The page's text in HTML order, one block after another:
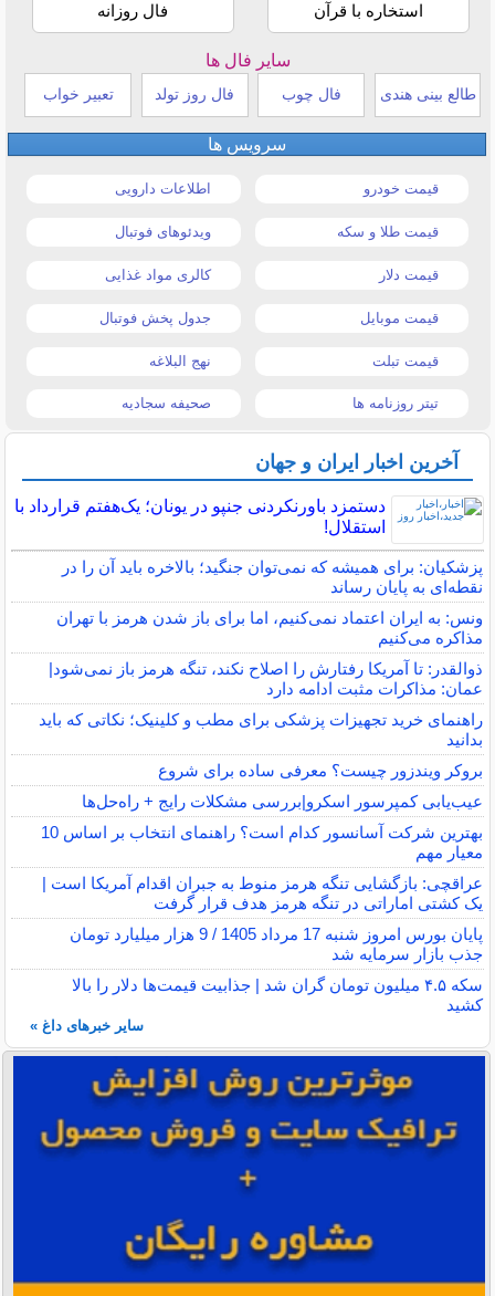
استخاره با قرآن فال روزانه
سایر فال ها
طالع بینی هندی فال چوب فال روز تولد تعبیر خواب
سرویس ها
قیمت خودرو اطلاعات دارویی
قیمت طلا و سکه ویدئوهای فوتبال
قیمت دلار کالری مواد غذایی
قیمت موبایل جدول پخش فوتبال
قیمت تبلت نهج البلاغه
تیتر روزنامه ها صحیفه سجادیه
آخرین اخبار ایران و جهان
دستمزد باورنکردنی جنپو در یونان؛ یک‌هفتم قرارداد با
استقلال!
پزشکیان: برای همیشه که نمی‌توان جنگید؛ بالاخره باید آن را در
نقطه‌ای به پایان رساند
ونس: به ایران اعتماد نمی‌کنیم، اما برای باز شدن هرمز با تهران
مذاکره می‌کنیم
ذوالقدر: تا آمریکا رفتارش را اصلاح نکند، تنگه هرمز باز نمی‌شود|
عمان: مذاکرات مثبت ادامه دارد
راهنمای خرید تجهیزات پزشکی برای مطب و کلینیک؛ نکاتی که باید
بدانید
بروکر ویندزور چیست؟ معرفی ساده برای شروع
عیب‌یابی کمپرسور اسکرو|بررسی مشکلات رایج + راه‌حل‌ها
بهترین شرکت آسانسور کدام است؟ راهنمای انتخاب بر اساس 10
معیار مهم
عراقچی: بازگشایی تنگه هرمز منوط به جبران اقدام آمریکا است |
یک کشتی اماراتی در تنگه هرمز هدف قرار گرفت
پایان بورس امروز شنبه 17 مرداد 1405 / 9 هزار میلیارد تومان
جذب بازار سرمایه شد
سکه ۴.۵ میلیون تومان گران شد | جذابیت قیمت‌ها دلار را بالا
کشید
سایر خبرهای داغ »